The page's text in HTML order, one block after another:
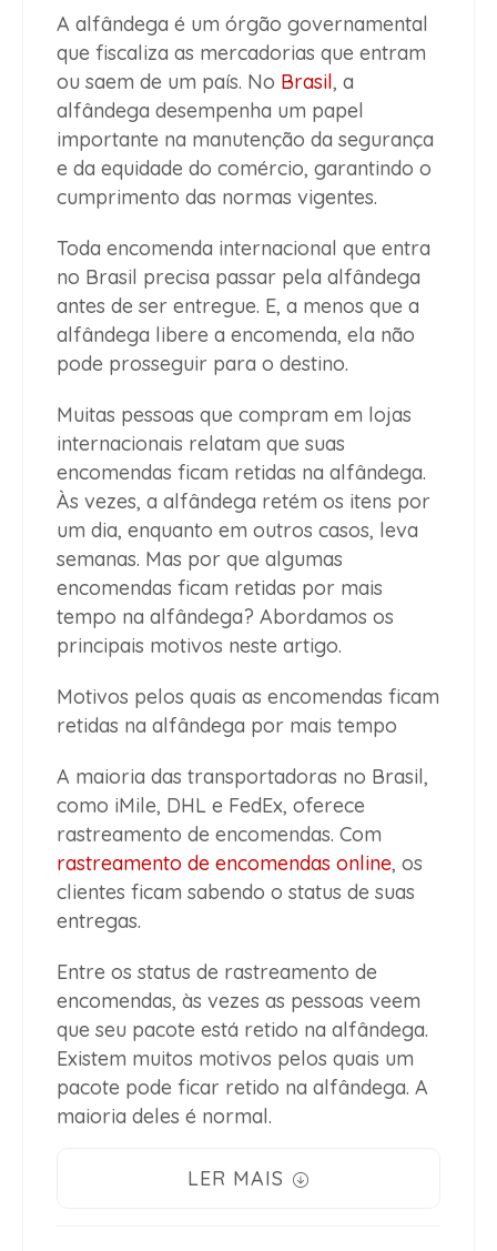
A alfândega é um órgão governamental
que fiscaliza as mercadorias que entram
ou saem de um país. No Brasil, a
alfândega desempenha um papel
importante na manutenção da segurança
e da equidade do comércio, garantindo o
cumprimento das normas vigentes.
Toda encomenda internacional que entra
no Brasil precisa passar pela alfândega
antes de ser entregue. E, a menos que a
alfândega libere a encomenda, ela não
pode prosseguir para o destino.
Muitas pessoas que compram em lojas
internacionais relatam que suas
encomendas ficam retidas na alfândega.
Às vezes, a alfândega retém os itens por
um dia, enquanto em outros casos, leva
semanas. Mas por que algumas
encomendas ficam retidas por mais
tempo na alfândega? Abordamos os
principais motivos neste artigo.
Motivos pelos quais as encomendas ficam
retidas na alfândega por mais tempo
A maioria das transportadoras no Brasil,
como iMile, DHL e FedEx, oferece
rastreamento de encomendas. Com
rastreamento de encomendas online, os
clientes ficam sabendo o status de suas
entregas.
Entre os status de rastreamento de
encomendas, às vezes as pessoas veem
que seu pacote está retido na alfândega.
Existem muitos motivos pelos quais um
pacote pode ficar retido na alfândega. A
maioria deles é normal.
LER MAIS